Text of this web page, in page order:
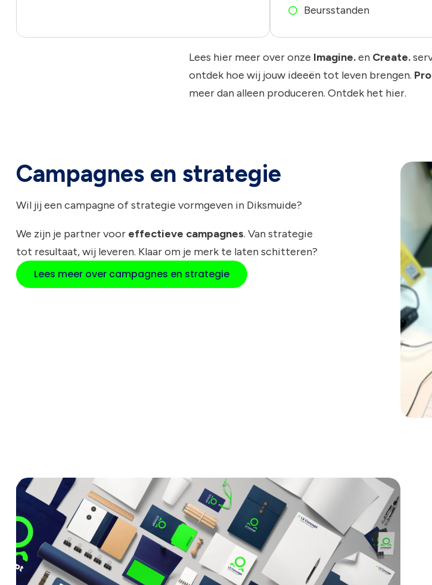
Beursstanden
Lees hier meer over onze Imagine.en Create.
ontdek hoe wij jouw ideeën tot leven brengen.
meer dan alleen produceren. Ontdek het hier.
Campagnes en strategie
Wil jij een campagne of strategie vormgeven in Diksmuide?
We zijn je partner voor effectieve campagnes. Van strategie
tot resultaat, wij leveren. Klaar om je merk te laten schitteren?
Lees meer over campagnes en strategie